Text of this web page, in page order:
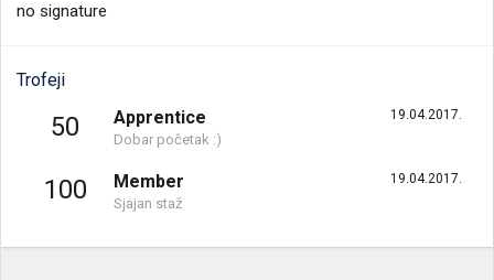
no signature
Trofeji
50 19.04.2017.
Apprentice
Dobar početak :)
100 19.04.2017.
Member
Sjajan staž